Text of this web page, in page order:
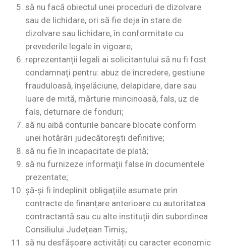
să nu facă obiectul unei proceduri de dizolvare
sau de lichidare, ori să fie deja în stare de
dizolvare sau lichidare, în conformitate cu
prevederile legale în vigoare;
reprezentanții legali ai solicitantului să nu fi fost
condamnați pentru: abuz de încredere, gestiune
frauduloasă, înșelăciune, delapidare, dare sau
luare de mită, mărturie mincinoasă, fals, uz de
fals, deturnare de fonduri;
să nu aibă conturile bancare blocate conform
unei hotărâri judecătorești definitive;
să nu fie în incapacitate de plată;
să nu furnizeze informații false în documentele
prezentate;
șă-și fi îndeplinit obligațiile asumate prin
contracte de finanțare anterioare cu autoritatea
contractantă sau cu alte instituții din subordinea
Consiliului Județean Timiș;
să nu desfășoare activități cu caracter economic